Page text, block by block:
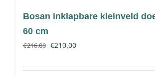
Bosan inklapbare kleinveld
60 cm
€216.00 €210.00